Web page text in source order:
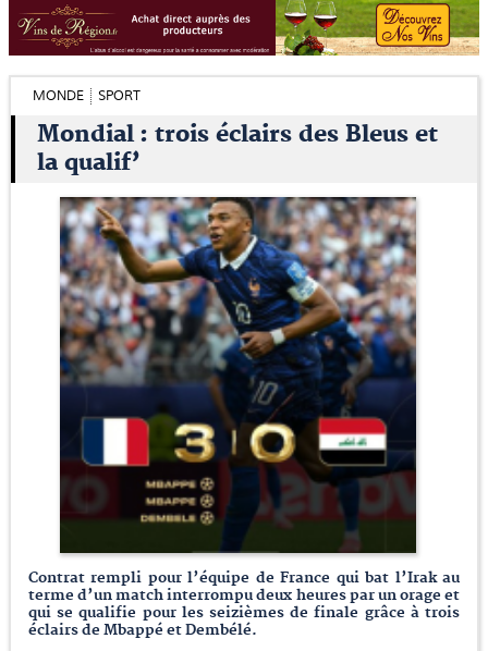
MONDE SPORT
Mondial : trois éclairs des Bleus et
la qualif’
Contrat rempli pour l’équipe de France qui bat l’Irak au
terme d’un match interrompu deux heures par un orage et
qui se qualifie pour les seizièmes de finale grâce à trois
éclairs de Mbappé et Dembélé.